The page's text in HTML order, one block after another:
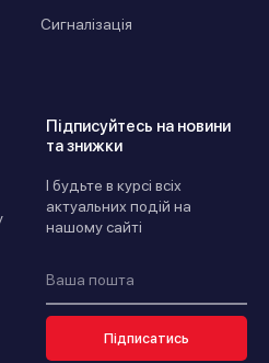
Сигналізація
Підписуйтесь на новини
та знижки
І будьте в курсі всіх
актуальних подій на
нашому сайті
Підписатись